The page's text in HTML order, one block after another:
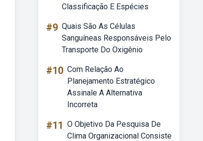
Classificação E Espécies
#9 Quais São As Células
Sanguíneas Responsáveis Pelo
Transporte Do Oxigênio
#10 Com Relação Ao
Planejamento Estratégico
Assinale A Alternativa
Incorreta
#11 O Objetivo Da Pesquisa De
Clima Organizacional Consiste